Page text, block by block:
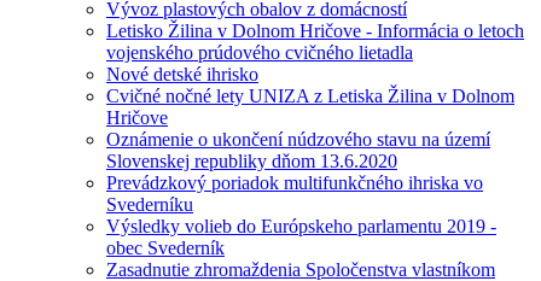
Vývoz plastových obalov z domácností
Letisko Žilina v Dolnom Hričove - Informácia o letoch
vojenského prúdového cvičného lietadla
Nové detské ihrisko
Cvičné nočné lety UNIZA z Letiska Žilina v Dolnom
Hričove
Oznámenie o ukončení núdzového stavu na území
Slovenskej republiky dňom 13.6.2020
Prevádzkový poriadok multifunkčného ihriska vo
Svederníku
Výsledky volieb do Európskeho parlamentu 2019 -
obec Svederník
Zasadnutie zhromaždenia Spoločenstva vlastníkom